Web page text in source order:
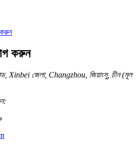
করুন
করুন
Xinbei জেলা, Changzhou, জিয়াংসু, চীন (মূল